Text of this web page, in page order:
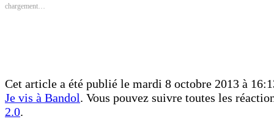
fenêtre)
chargement…
Cet article a été publié le mardi 8 octobre 2013 à
Je vis à Bandol. Vous pouvez suivre toutes les
2.0.